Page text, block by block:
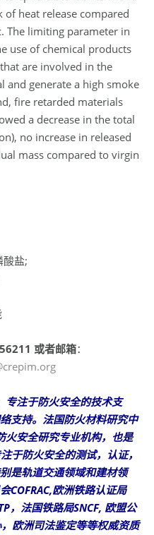
of heat release compared
The limiting parameter in
use of chemical products
are involved in the
and generate a high smoke
fire retarded materials
a decrease in the total
no increase in released
mass compared to virgin
盐;
或者邮箱：
专注于防火安全的技术支
支持。法国防火材料研究中
火安全研究专业机构，也是
于防火安全的测试，认证，
是轨道交通领域和建材领
COFRAC,欧洲铁路认证局
，法国铁路局SNCF, 欧盟公
欧洲司法鉴定等等权威资质